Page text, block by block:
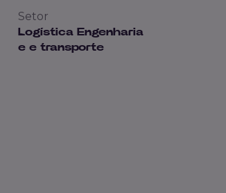
Setor
Logística Engenharia
e e transporte